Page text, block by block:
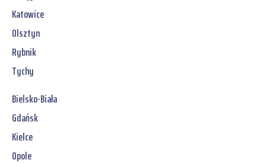
Katowice
Olsztyn
Rybnik
Tychy
Bielsko-Biała
Gdańsk
Kielce
Opole